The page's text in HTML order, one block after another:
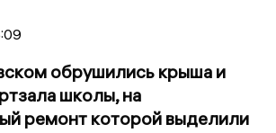
обрушились крыша и
школы, на
ремонт которой выделили